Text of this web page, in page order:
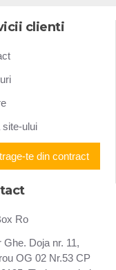
clienti
site-ului
te din contract
Ro
Ghe. Doja nr. 11,
OG 02 Nr.53 CP